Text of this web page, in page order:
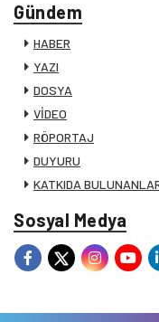
Gündem
HABER
YAZI
DOSYA
VİDEO
RÖPORTAJ
DUYURU
KATKIDA
Sosyal Medya